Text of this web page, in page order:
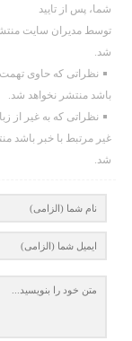
شما، پس از تایید
توسط مدیران سایت
شد.
نظراتی که حاوی تهمت
باشد منتشر نخواهد شد.
نظراتی که به غیر از
غیر مرتبط با خبر باشد
شد.